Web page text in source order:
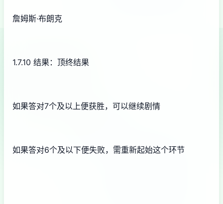
詹姆斯·布朗克
1.7.10 结果：顶终结果
如果答对7个及以上便获胜，可以继续剧情
如果答对6个及以下便失败，需重新起始这个环节